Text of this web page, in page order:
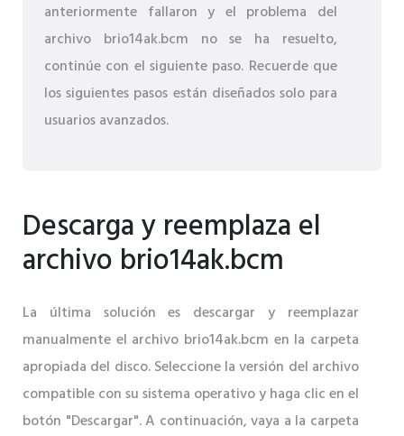
anteriormente fallaron y el problema del
archivo brio14ak.bcm no se ha resuelto,
continúe con el siguiente paso. Recuerde que
los siguientes pasos están diseñados solo para
usuarios avanzados.
Descarga y reemplaza el
archivo brio14ak.bcm
La última solución es descargar y reemplazar
manualmente el archivo brio14ak.bcm en la carpeta
apropiada del disco. Seleccione la versión del archivo
compatible con su sistema operativo y haga clic en el
botón "Descargar". A continuación, vaya a la carpeta